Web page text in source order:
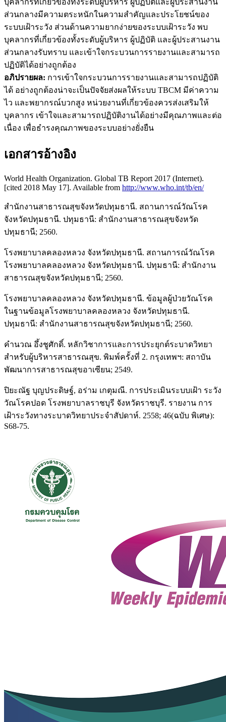
บุคลากรที่เกี่ยวข้องทั้งระดับผู้บริหาร ผู้ปฏิบัติและผู้ประสานงาน
ส่วนกลางมีความตระหนักในความสําคัญและประโยชน์ของ
ระบบเฝ้าระวัง ส่วนด้านความยากง่ายของระบบเฝ้าระวัง พบ
บุคลากรที่เกี่ยวข้องทั้งระดับผู้บริหาร ผู้ปฏิบัติ และผู้ประสานงาน
ส่วนกลางรับทราบ และเข้าใจกระบวนการรายงานและสามารถ
ปฏิบัติได้อย่างถูกต้อง
อภิปรายผล: การเข้าใจกระบวนการรายงานและสามารถปฏิบัติ
ได้ อย่างถูกต้องน่าจะเป็นปัจจัยส่งผลให้ระบบ TBCM มีค่าความ
ไว และพยากรณ์บวกสูง หน่วยงานที่เกี่ยวข้องควรส่งเสริมให้
บุคลากร เข้าใจและสามารถปฏิบัติงานได้อย่างมีคุณภาพและต่อ
เนื่อง เพื่อธํารงคุณภาพของระบบอย่างยั่งยืน
เอกสารอ้างอิง
World Health Organization. Global TB Report 2017 (Internet).
[cited 2018 May 17]. Available from http://www.who.int/tb/en/
สำนักงานสาธารณสุขจังหวัดปทุมธานี. สถานการณ์วัณโรค
จังหวัดปทุมธานี. ปทุมธานี: สำนักงานสาธารณสุขจังหวัด
ปทุมธานี; 2560.
โรงพยาบาลคลองหลวง จังหวัดปทุมธานี. สถานการณ์วัณโรค
โรงพยาบาลคลองหลวง จังหวัดปทุมธานี. ปทุมธานี: สํานักงาน
สาธารณสุขจังหวัดปทุมธานี; 2560.
โรงพยาบาลคลองหลวง จังหวัดปทุมธานี. ข้อมูลผู้ป่วยวัณโรค
ในฐานข้อมูลโรงพยาบาลคลองหลวง จังหวัดปทุมธานี.
ปทุมธานี: สํานักงานสาธารณสุขจังหวัดปทุมธานี; 2560.
คำนวณ อึ้งชูศักดิ์. หลักวิชาการและการประยุกต์ระบาดวิทยา
สำหรับผู้บริหารสาธารณสุข. พิมพ์ครั้งที่ 2. กรุงเทพฯ: สถาบัน
พัฒนาการสาธารณสุขอาเซียน; 2549.
ปิยะณัฐ บุญประดิษฐ์, อร่าม เกตุมณี. การประเมินระบบเฝ้า ระวัง
วัณโรคปอด โรงพยาบาลราชบุรี จังหวัดราชบุรี. รายงาน การ
เฝ้าระวังทางระบาดวิทยาประจําสัปดาห์. 2558; 46(ฉบับ พิเศษ):
S68-75.